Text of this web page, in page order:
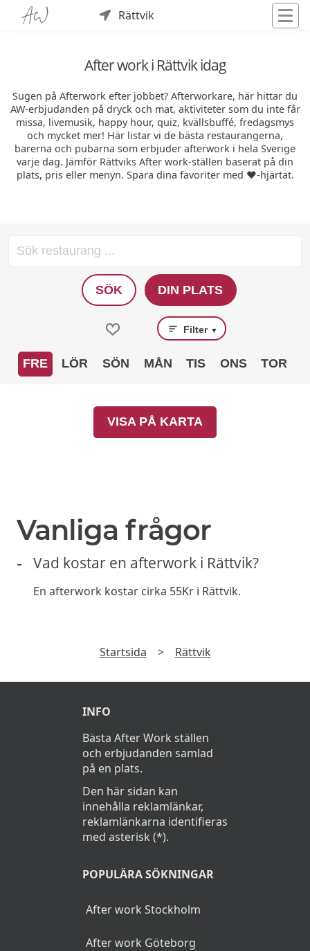
Rättvik
After work i Rättvik idag
Sugen på Afterwork efter jobbet? Afterworkare, här hittar du
AW-erbjudanden på dryck och mat, aktiviteter som du inte får
missa, livemusik, happy hour, quiz, kvällsbuffé, fredagsmys
och mycket mer! Här listar vi de bästa restaurangerna,
barerna och pubarna som erbjuder afterwork i hela Sverige
varje dag. Jämför Rättviks After work-ställen baserat på din
plats, pris eller menyn. Spara dina favoriter med ❤️-hjärtat.
SÖK DIN PLATS
Filter ▼
FRE LÖR SÖN MÅN TIS ONS TOR
VISA PÅ KARTA
Vanliga frågor
Vad kostar en afterwork i Rättvik?
En afterwork kostar cirka 55Kr i Rättvik.
Startsida > Rättvik
INFO
Bästa After Work ställen
och erbjudanden samlad
på en plats.
Den här sidan kan
innehålla reklamlänkar,
reklamlänkarna identifieras
med asterisk (*).
POPULÄRA SÖKNINGAR
After work Stockholm
After work Göteborg